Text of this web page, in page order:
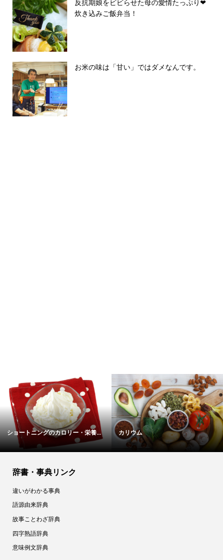
反抗期娘をビビらせた母の愛情たっぷり❤︎
炊き込みご飯弁当！
お米の味は「甘い」ではダメなんです。
ブロッコリースプラウト 銀だらのカロリー・栄養成分表
辞書・事典リンク
違いがわかる事典
語源由来辞典
故事ことわざ辞典
四字熟語辞典
意味例文辞典